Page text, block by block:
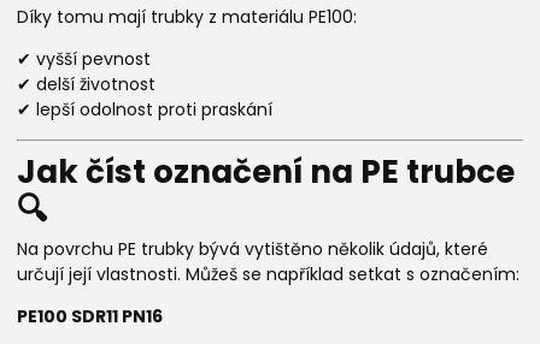
Díky tomu mají trubky z materiálu PE100:
✔ vyšší pevnost
✔ delší životnost
✔ lepší odolnost proti praskání
Jak číst označení na PE trubce
🔍
Na povrchu PE trubky bývá vytištěno několik údajů, které
určují její vlastnosti. Můžeš se například setkat s označením:
PE100 SDR11 PN16